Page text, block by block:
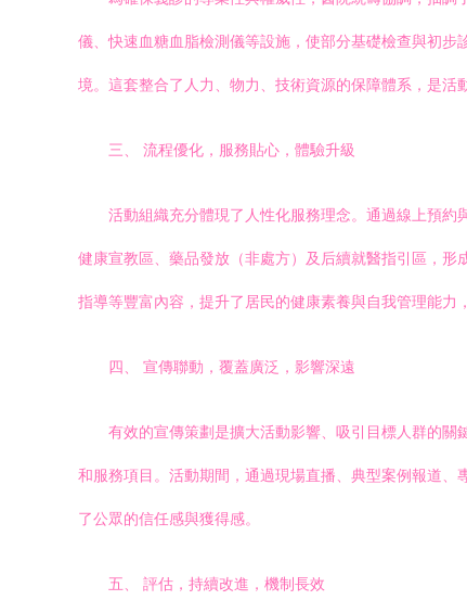
儀、快速血糖血脂檢測儀等設施，使部分基礎檢查與初
境。這套整合了人力、物力、技術資源的保障體系，是活
三、 流程優化，服務貼心，體驗升級
活動組織充分體現了人性化服務理念。通過線上預約
健康宣教區、藥品發放（非處方）及后續就醫指引區，
指導等豐富內容，提升了居民的健康素養與自我管理能力
四、 宣傳聯動，覆蓋廣泛，影響深遠
有效的宣傳策劃是擴大活動影響、吸引目標人群的
和服務項目。活動期間，通過現場直播、典型案例報道
了公眾的信任感與獲得感。
五、 評估，持續改進，機制長效